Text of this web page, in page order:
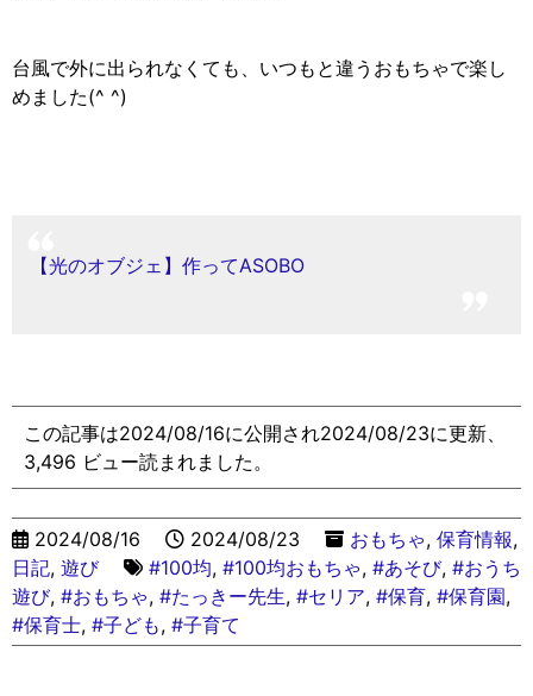
台風で外に出られなくても、いつもと違うおもちゃで楽し
めました(^ ^)
【光のオブジェ】作ってASOBO
この記事は2024/08/16に公開され2024/08/23に更新、
3,496 ビュー読まれました。
2024/08/16 2024/08/23 おもちゃ, 保育情報,
日記, 遊び #100均, #100均おもちゃ, #あそび, #おうち
遊び, #おもちゃ, #たっきー先生, #セリア, #保育, #保育園,
#保育士, #子ども, #子育て